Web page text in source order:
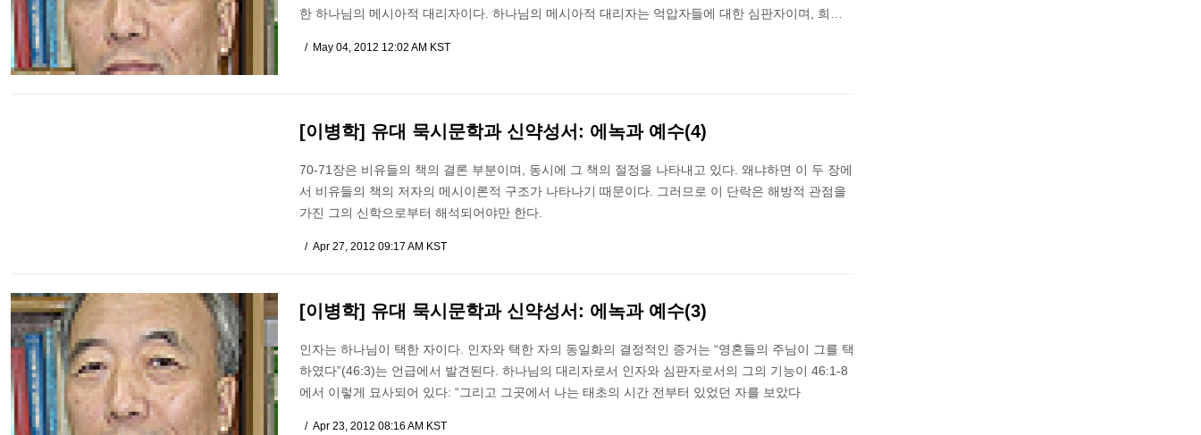
한 하나님의 메시아적 대리자이다. 하나님의 메시아적 대리자는 억압자들에 대한 심판자이며, 희…
May 04, 2012 12:02 AM KST
[이병학] 유대 묵시문학과 신약성서: 에녹과 예수(4)
70-71장은 비유들의 책의 결론 부분이며, 동시에 그 책의 절정을 나타내고 있다. 왜냐하면 이 두 장에
서 비유들의 책의 저자의 메시이론적 구조가 나타나기 때문이다. 그러므로 이 단락은 해방적 관점을
가진 그의 신학으로부터 해석되어야만 한다.
Apr 27, 2012 09:17 AM KST
[이병학] 유대 묵시문학과 신약성서: 에녹과 예수(3)
인자는 하나님이 택한 자이다. 인자와 택한 자의 동일화의 결정적인 증거는 “영혼들의 주님이 그를 택
하였다”(46:3)는 언급에서 발견된다. 하나님의 대리자로서 인자와 심판자로서의 그의 기능이 46:1-8
에서 이렇게 묘사되어 있다: “그리고 그곳에서 나는 태초의 시간 전부터 있었던 자를 보았다
Apr 23, 2012 08:16 AM KST